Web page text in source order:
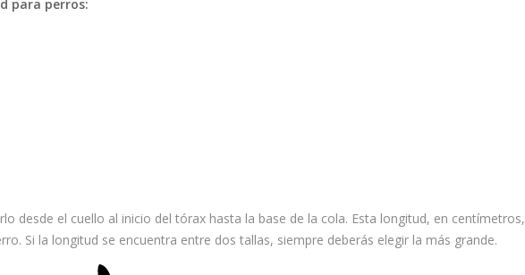
para perros:
desde el cuello al inicio del tórax hasta la base de la cola. Esta longitud, en centímetros,
Si la longitud se encuentra entre dos tallas, siempre deberás elegir la más grande.